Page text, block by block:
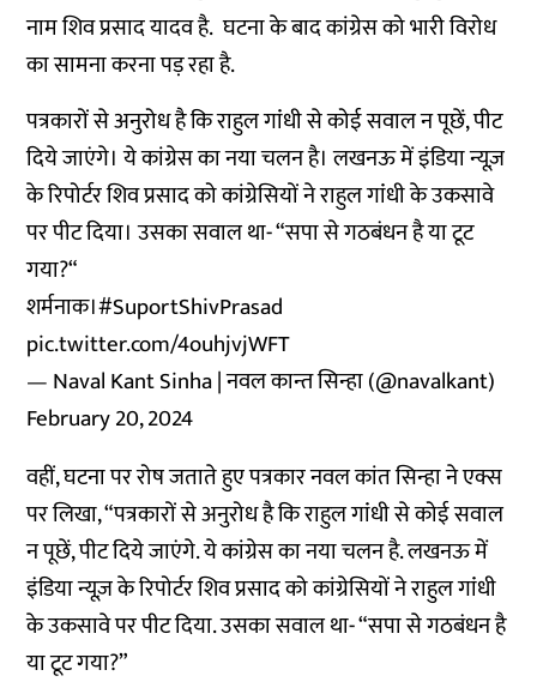
नाम शिव प्रसाद यादव है. घटना के बाद कांग्रेस को भारी विरोध
का सामना करना पड़ रहा है.
पत्रकारों से अनुरोध है कि राहुल गांंधी से कोई सवाल न पूछें, पीट
दिये जाएंगे। ये कांग्रेस का नया चलन है। लखनऊ में इंडिया न्यूज़
के रिपोर्टर शिव प्रसाद को कांग्रेसियों ने राहुल गांंधी के उकसावे
पर पीट दिया। उसका सवाल था- “सपा से गठबंधन है या टूट
गया?“
शर्मनाक।#SuportShivPrasad
pic.twitter.com/4ouhjvjWFT
— Naval Kant Sinha | नवल कान्त सिन्हा (@navalkant)
February 20, 2024
वहीं, घटना पर रोष जताते हुए पत्रकार नवल कांत सिन्हा ने एक्स
पर लिखा, “पत्रकारों से अनुरोध है कि राहुल गांंधी से कोई सवाल
न पूछें, पीट दिये जाएंगे. ये कांग्रेस का नया चलन है. लखनऊ में
इंडिया न्यूज़ के रिपोर्टर शिव प्रसाद को कांग्रेसियों ने राहुल गांंधी
के उकसावे पर पीट दिया. उसका सवाल था- “सपा से गठबंधन है
या टूट गया?”